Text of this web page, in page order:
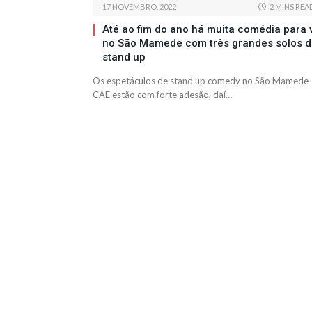
17 NOVEMBRO, 2022 2 MINS
Até ao fim do ano há muita comédia para
no São Mamede com três grandes solos
stand up
Os espetáculos de stand up comedy no São Mamede
CAE estão com forte adesão, daí…